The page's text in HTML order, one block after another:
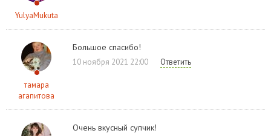
YulyaMukuta
тамара
агапитова
Большое спасибо!
10 ноября 2021 22:00 Ответить
Очень вкусный супчик!